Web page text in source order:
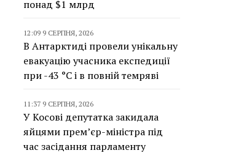
понад $1 млрд
12:09 9 СЕРПНЯ, 2026
В Антарктиді провели унікальну
евакуацію учасника експедиції
при -43 °C і в повній темряві
11:37 9 СЕРПНЯ, 2026
У Косові депутатка закидала
яйцями прем’єр-міністра під
час засідання парламенту